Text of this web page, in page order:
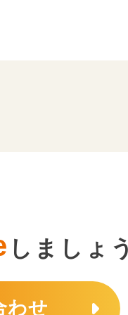
しましょ
わせ